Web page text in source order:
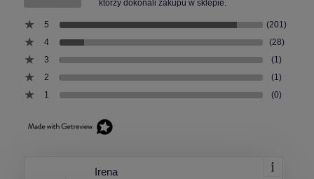
którzy dokonali zakupu w sklepie.
5
(201)
4
(28)
3
(1)
2
(1)
1
(0)
Irena